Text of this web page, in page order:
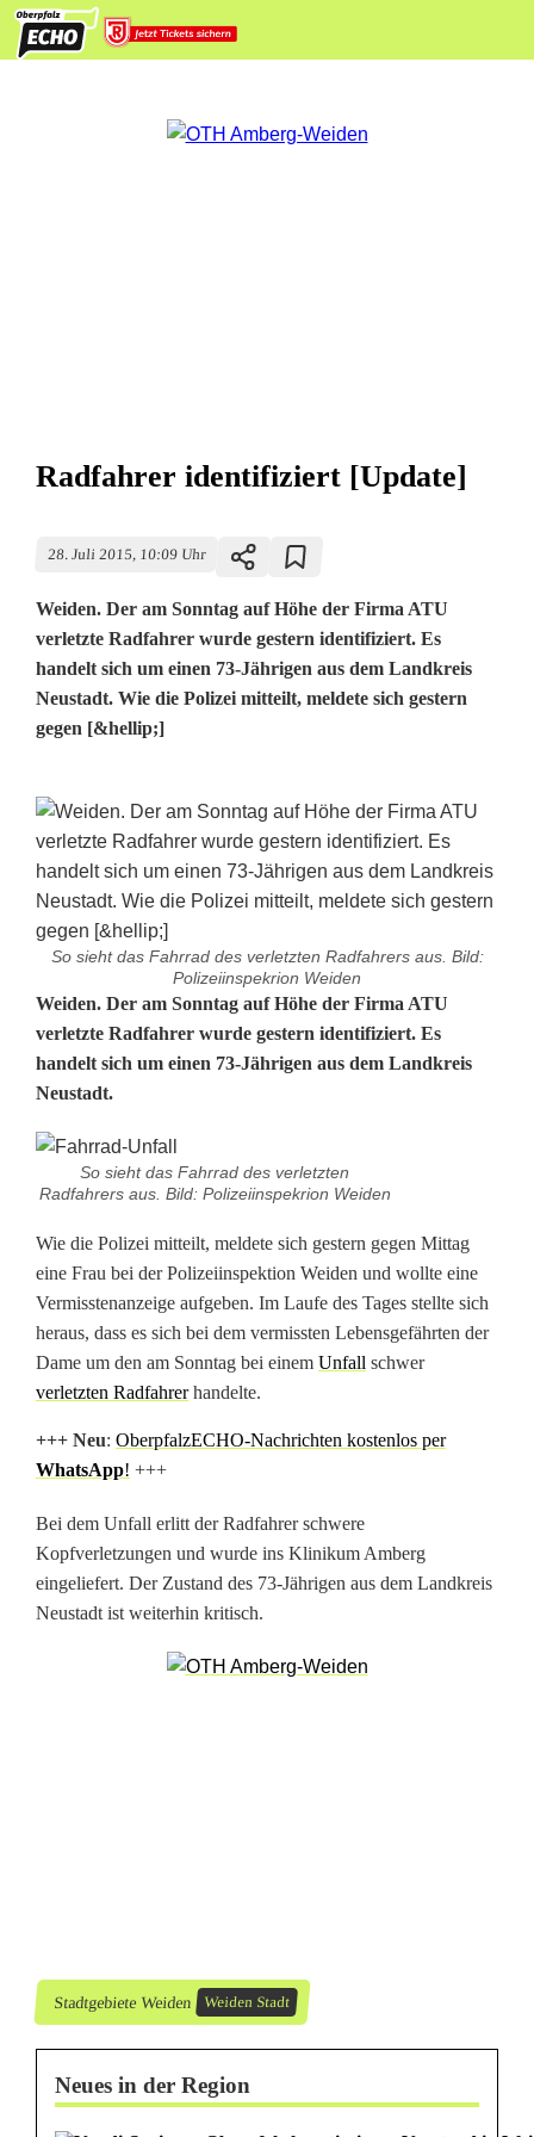
Radfahrer identifiziert [Update]
28. Juli 2015, 10:09 Uhr
Weiden. Der am Sonntag auf Höhe der Firma ATU
verletzte Radfahrer wurde gestern identifiziert. Es
handelt sich um einen 73-Jährigen aus dem Landkreis
Neustadt. Wie die Polizei mitteilt, meldete sich gestern
gegen [&hellip;]
So sieht das Fahrrad des verletzten Radfahrers aus. Bild:
Polizeiinspekrion Weiden
R
a
d
f
a
h
r
e
r
d
n
t
[
U
Weiden. Der am Sonntag auf Höhe der Firma ATU
verletzte Radfahrer wurde gestern identifiziert. Es
handelt sich um einen 73-Jährigen aus dem Landkreis
Neustadt.
So sieht das Fahrrad des verletzten
Radfahrers aus. Bild: Polizeiinspekrion Weiden
Wie die Polizei mitteilt, meldete sich gestern gegen Mittag
eine Frau bei der Polizeiinspektion Weiden und wollte eine
Vermisstenanzeige aufgeben. Im Laufe des Tages stellte sich
heraus, dass es sich bei dem vermissten Lebensgefährten der
Dame um den am Sonntag bei einem Unfall schwer
verletzten Radfahrerhandelte.
+++ Neu: OberpfalzECHO-Nachrichten kostenlos per
WhatsApp! +++
Bei dem Unfall erlitt der Radfahrer schwere
Kopfverletzungen und wurde ins Klinikum Amberg
eingeliefert. Der Zustand des 73-Jährigen aus dem Landkreis
Neustadt ist weiterhin kritisch.
Stadtgebiete Weiden Weiden Stadt
Neues in der Region